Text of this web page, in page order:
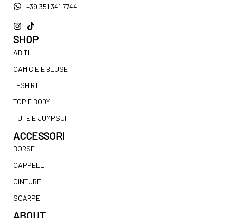
+39 351 341 7744
SHOP
ABITI
CAMICIE E BLUSE
T-SHIRT
TOP E BODY
TUTE E JUMPSUIT
ACCESSORI
BORSE
CAPPELLI
CINTURE
SCARPE
ABOUT